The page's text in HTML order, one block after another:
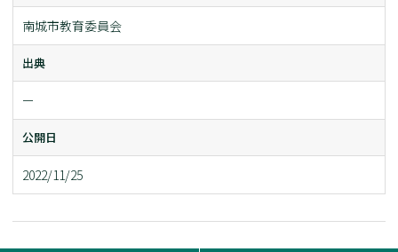
南城市教育委員会
出典
ー
公開日
2022/11/25